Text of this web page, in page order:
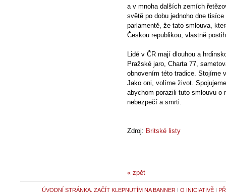
a v mnoha dalších zemích
světě po dobu jednoho dne
parlamentě, že tato smlouva,
Českou republikou, vlastně
Lidé v ČR mají dlouhou a
Pražské jaro, Charta 77,
obnovením této tradice. Stojíme
Jako oni, volíme život.
abychom porazili tuto smlouvu o
nebezpečí a smrti.
Zdroj: Britské listy
« zpět
ÚVODNÍ STRÁNKA, ZAČÍT KLEPNUTÍM NA BANNER | O INICIATIVĚ|